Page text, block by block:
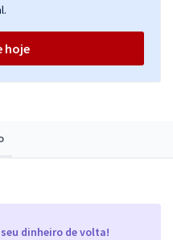
dinheiro de volta!
hoje